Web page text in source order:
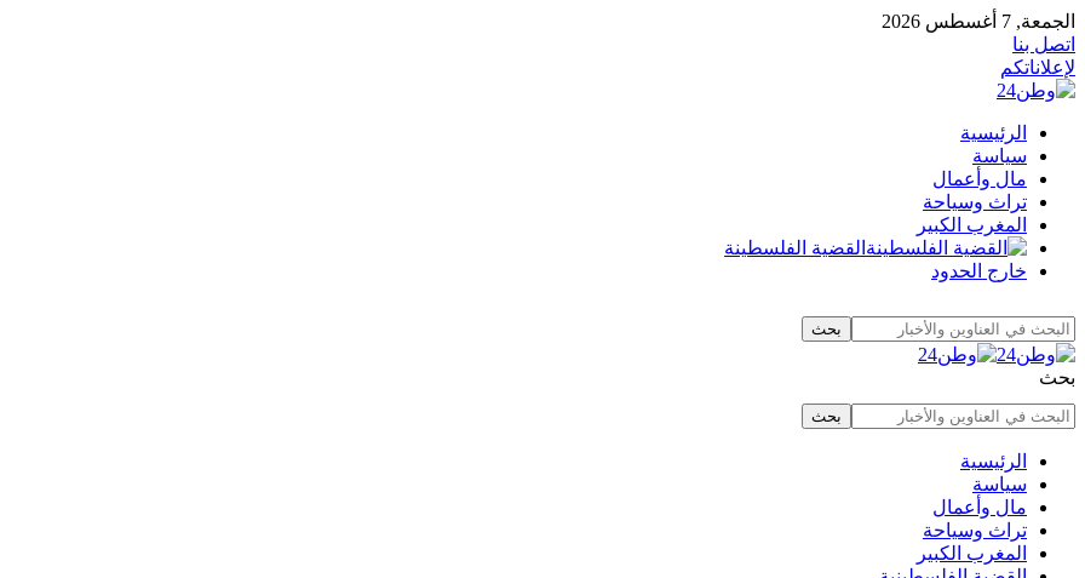
الجمعة, 7 أغسطس 2026
اتصل بنا
لإعلاناتكم
الرئيسية
سياسة
مال وأعمال
تراث وسياحة
المغرب الكبير
القضية الفلسطينة
خارج الحدود
بحث
الرئيسية
سياسة
مال وأعمال
تراث وسياحة
المغرب الكبير